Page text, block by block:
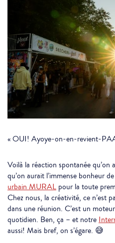
« OUI! Ayoye-on-en-revient-
Voilà la réaction spontanée
qu’on aurait l’immense bonheur
urbain MURAL pour la toute
Chez nous, la créativité, ce n’est
dans une réunion. C’est un
quotidien. Ben, ça – et notre
aussi! Mais bref, on s’égare. 😅